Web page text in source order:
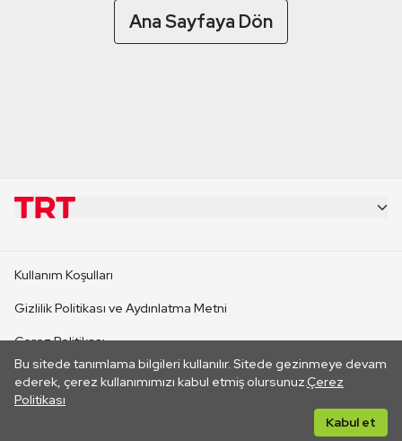
Ana Sayfaya Dön
Bu sitede tanımlama bilgileri kullanılır. Sitede gezinmeye devam
ederek, çerez kullanımımızı kabul etmiş olursunuz.Çerez
Politikası
Kabul et
CANLI YAYINLAR
Kullanım Koşulları
Gizlilik Politikası ve Aydınlatma Metni
Çerez Politikası
İletişim
Her hakkı saklıdır. ©2026 TRT. Bağlantı yoluyla gidilen dış